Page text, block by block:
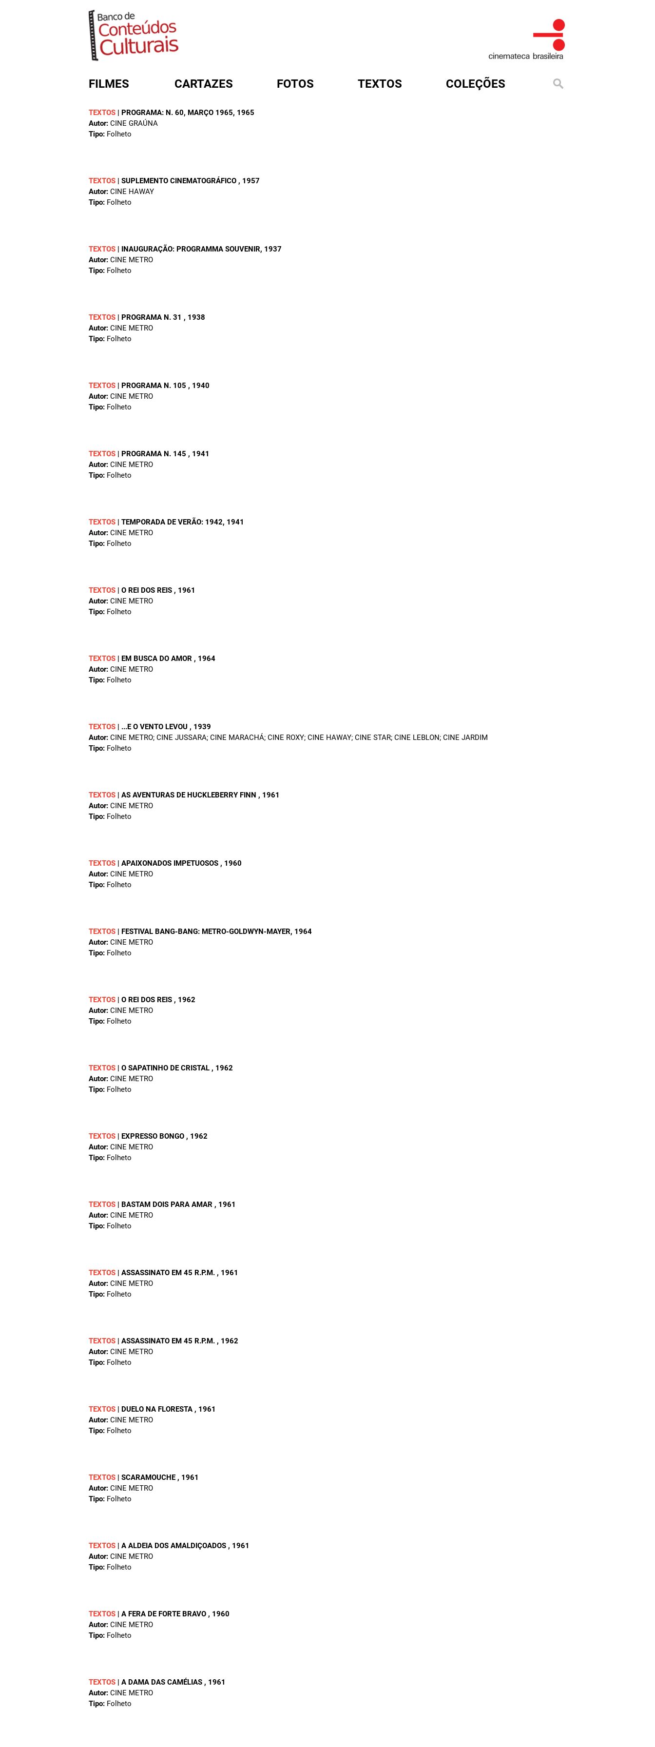
FILMES CARTAZES FOTOS TEXTOS COLEÇÕES
TEXTOS | PROGRAMA: N. 60, MARÇO 1965, 1965
Autor: CINE GRAÚNA
Tipo: Folheto
TEXTOS | SUPLEMENTO CINEMATOGRÁFICO , 1957
Autor: CINE HAWAY
Tipo: Folheto
TEXTOS | INAUGURAÇÃO: PROGRAMMA SOUVENIR, 1937
Autor: CINE METRO
Tipo: Folheto
TEXTOS | PROGRAMA N. 31 , 1938
Autor: CINE METRO
Tipo: Folheto
TEXTOS | PROGRAMA N. 105 , 1940
Autor: CINE METRO
Tipo: Folheto
TEXTOS | PROGRAMA N. 145 , 1941
Autor: CINE METRO
Tipo: Folheto
TEXTOS | TEMPORADA DE VERÃO: 1942, 1941
Autor: CINE METRO
Tipo: Folheto
TEXTOS | O REI DOS REIS , 1961
Autor: CINE METRO
Tipo: Folheto
TEXTOS | EM BUSCA DO AMOR , 1964
Autor: CINE METRO
Tipo: Folheto
TEXTOS | ...E O VENTO LEVOU , 1939
Autor: CINE METRO; CINE JUSSARA; CINE MARACHÁ; CINE ROXY; CINE HAWAY; CINE STAR; CINE LEBLON; CINE JARDIM
Tipo: Folheto
TEXTOS | AS AVENTURAS DE HUCKLEBERRY FINN , 1961
Autor: CINE METRO
Tipo: Folheto
TEXTOS | APAIXONADOS IMPETUOSOS , 1960
Autor: CINE METRO
Tipo: Folheto
TEXTOS | FESTIVAL BANG-BANG: METRO-GOLDWYN-MAYER, 1964
Autor: CINE METRO
Tipo: Folheto
TEXTOS | O REI DOS REIS , 1962
Autor: CINE METRO
Tipo: Folheto
TEXTOS | O SAPATINHO DE CRISTAL , 1962
Autor: CINE METRO
Tipo: Folheto
TEXTOS | EXPRESSO BONGO , 1962
Autor: CINE METRO
Tipo: Folheto
TEXTOS | BASTAM DOIS PARA AMAR , 1961
Autor: CINE METRO
Tipo: Folheto
TEXTOS | ASSASSINATO EM 45 R.P.M. , 1961
Autor: CINE METRO
Tipo: Folheto
TEXTOS | ASSASSINATO EM 45 R.P.M. , 1962
Autor: CINE METRO
Tipo: Folheto
TEXTOS | DUELO NA FLORESTA , 1961
Autor: CINE METRO
Tipo: Folheto
TEXTOS | SCARAMOUCHE , 1961
Autor: CINE METRO
Tipo: Folheto
TEXTOS | A ALDEIA DOS AMALDIÇOADOS , 1961
Autor: CINE METRO
Tipo: Folheto
TEXTOS | A FERA DE FORTE BRAVO , 1960
Autor: CINE METRO
Tipo: Folheto
TEXTOS | A DAMA DAS CAMÉLIAS , 1961
Autor: CINE METRO
Tipo: Folheto
FORMULÁRIO DE BUSCA